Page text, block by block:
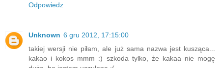
Odpowiedz
Unknown 6 gru 2012, 17:15:00
takiej wersji nie piłam, ale już sama nazwa jest kusząca...
kakao i kokos mmm :) szkoda tylko, że kakaa nie mogę